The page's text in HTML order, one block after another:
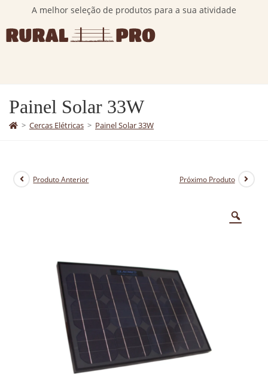
A melhor seleção de produtos para a sua atividade
Painel Solar 33W
> Cercas Elétricas > Painel Solar 33W
Produto Anterior Próximo Produto